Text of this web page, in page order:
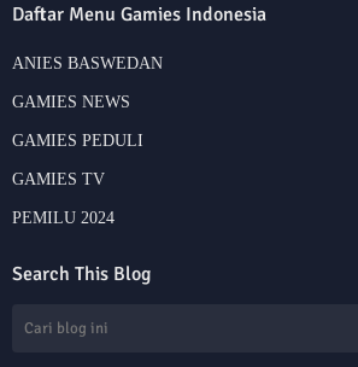
Daftar Menu Gamies Indonesia
ANIES BASWEDAN
GAMIES NEWS
GAMIES PEDULI
GAMIES TV
PEMILU 2024
Search This Blog